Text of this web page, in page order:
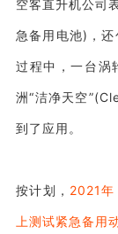
空客直升机公司
急备用电池)，
过程中，一台涡
洲“洁净天空
到了应用。
按计划， 2021年
上测试紧急备用